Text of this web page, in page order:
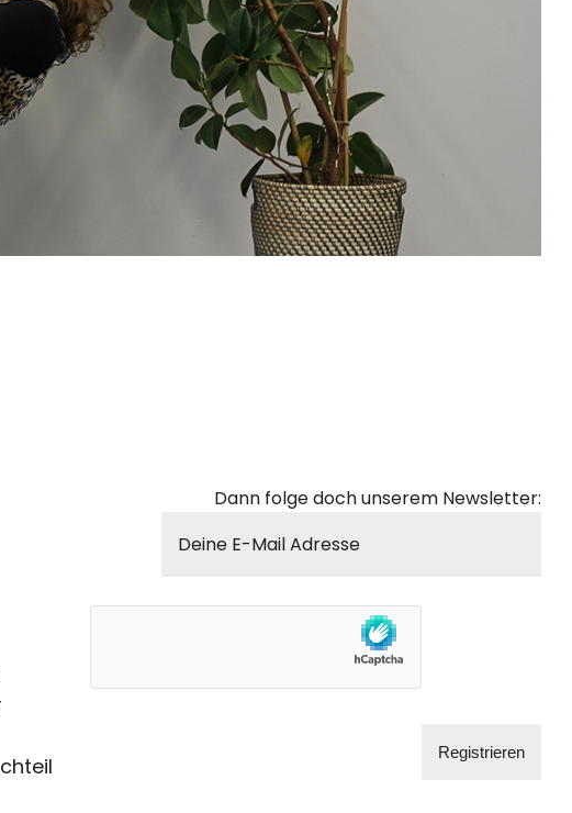
Dann folge doch unserem Newsletter: